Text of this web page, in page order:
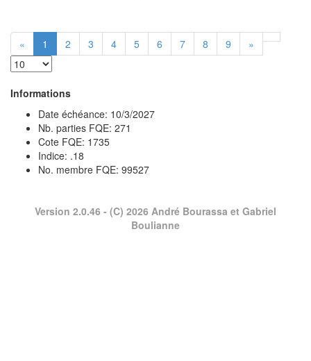
« 1 2 3 4 5 6 7 8 9 »
Informations
Date échéance: 10/3/2027
Nb. parties FQE: 271
Cote FQE: 1735
Indice: .18
No. membre FQE: 99527
Version 2.0.46 - (C) 2026 André Bourassa et Gabriel
Boulianne